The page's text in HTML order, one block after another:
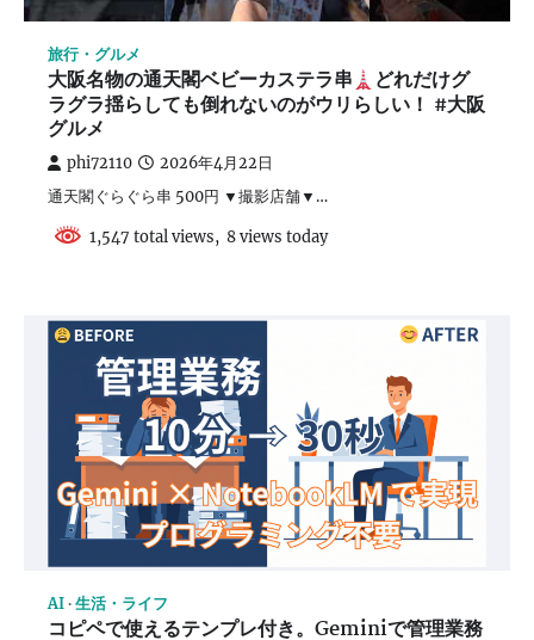
旅行・グルメ
大阪名物の通天閣ベビーカステラ串 どれだけグ
ラグラ揺らしても倒れないのがウリらしい！ #大阪
グルメ
phi72110 2026年4月22日
通天閣ぐらぐら串 500円 ▼撮影店舗▼…
1,547 total views, 8 views today
AI 生活・ライフ
コピペで使えるテンプレ付き。Geminiで管理業務